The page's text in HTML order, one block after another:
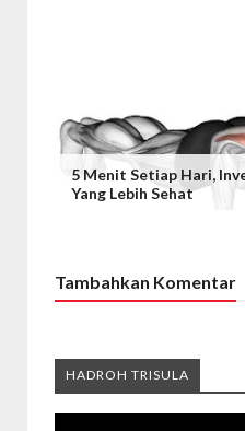
5 Menit Setiap Hari,
Yang Lebih Sehat
Tambahkan Komentar
HADROH TRISULA